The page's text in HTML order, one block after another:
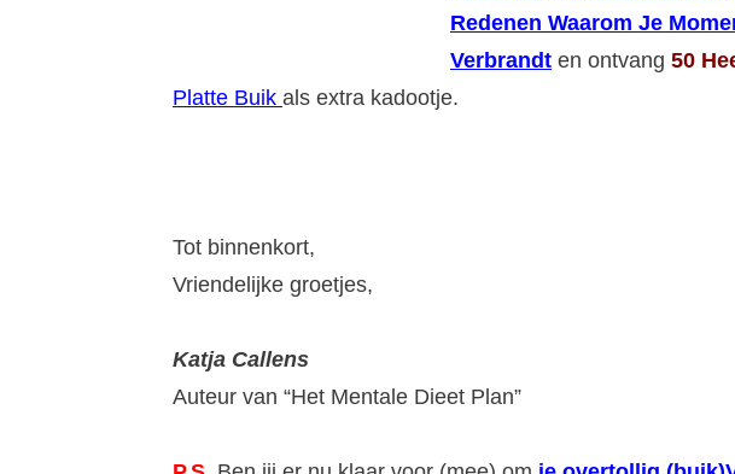
Redenen Waarom Je
Verbrandt en ontvang 50
Platte Buik als extra kadootje.
Tot binnenkort,
Vriendelijke groetjes,
Katja Callens
Auteur van “Het Mentale Dieet Plan”